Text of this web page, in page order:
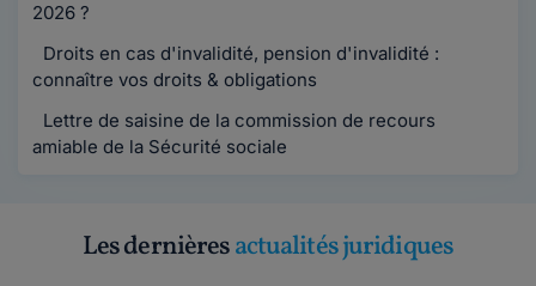
2026 ?
Droits en cas d'invalidité, pension d'invalidité :
connaître vos droits & obligations
Lettre de saisine de la commission de recours
amiable de la Sécurité sociale
Les dernièresactualités juridiques